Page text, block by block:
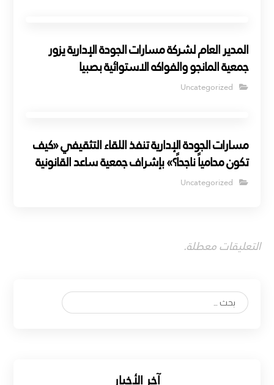
المدير العام لشركة مسارات الجودة الإدارية يزور
جمعية المانجو والفواكه الاستوائية بصبيا
Uncategorized
مسارات الجودة الإدارية تنفذ اللقاء التثقيفي «كيف
تكون محامياً ناجحاً؟» بإشراف جمعية ساعد القانونية
Uncategorized
التعليقات معطلة.
آخر الأخبار